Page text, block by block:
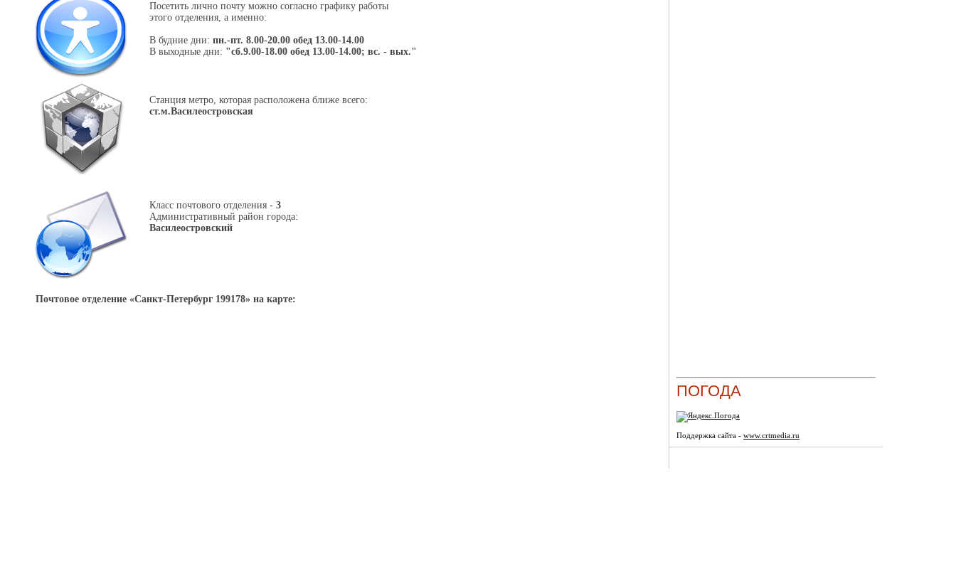
ПОГОДА
Поддержка сайта - www.crtmedia.ru
Посетить лично почту можно согласно графику работы
этого отделения, а именно:
В будние дни: пн.-пт. 8.00-20.00 обед 13.00-14.00
В выходные дни: "сб.9.00-18.00 обед 13.00-14.00; вс. - вых."
Станция метро, которая расположена ближе всего:
ст.м.Василеостровская
Класс почтового отделения - 3
Административный район города:
Василеостровский
Почтовое отделение «Санкт-Петербург 199178» на карте: